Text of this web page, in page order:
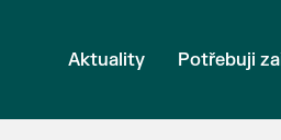
Aktuality Potřebuji